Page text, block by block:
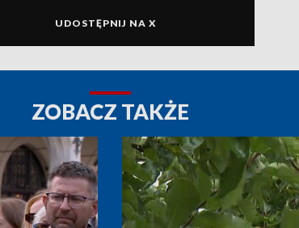
UDOSTĘPNIJ NA X
ZOBACZ TAKŻE